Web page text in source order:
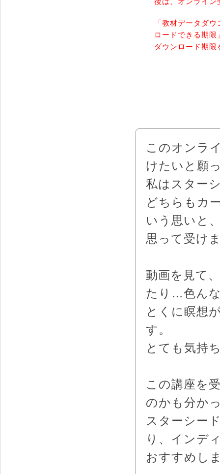
「教材データダ
ロードできる期
ダウンロード期
このオンラ
けたいと願
私はスター
どちらもカ
いう思いと
思って受け
動画を見て
たり…色ん
とくに瞑想
す。
とても気持
この講座を
のかも分か
スターシー
り、インデ
おすすめし